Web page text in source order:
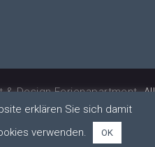
& Design Ferienapartment. All
und technische
erklären Sie sich damit
verwenden.
OK